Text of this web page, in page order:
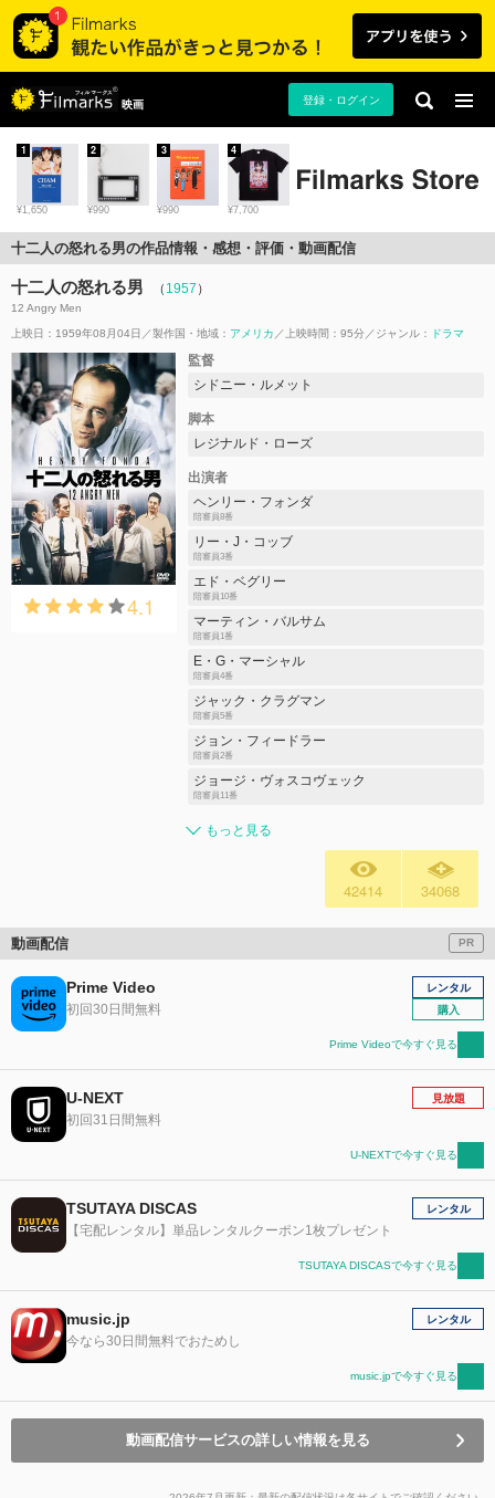
映画 登録・ログイン
¥1,650
1
¥990
2
¥990
3
¥7,700
4
十二人の怒れる男の作品情報・感想・評価・動画配信
十二人の怒れる男 （ 1957 ）
12 Angry Men
上映日：1959年08月04日 製作国・地域： アメリカ 上映時間：95分 ジャンル： ドラマ
4.1
監督
シドニー・ルメット
脚本
レジナルド・ローズ
出演者
ヘンリー・フォンダ
陪審員8番
リー・J・コッブ
陪審員3番
エド・ベグリー
陪審員10番
マーティン・バルサム
陪審員1番
E・G・マーシャル
陪審員4番
ジャック・クラグマン
陪審員5番
ジョン・フィードラー
陪審員2番
ジョージ・ヴォスコヴェック
陪審員11番
もっと見る
42414 34068
動画配信 PR
Prime Video
初回30日間無料
レンタル
購入
Prime Videoで今すぐ見る
U-NEXT
初回31日間無料
見放題
U-NEXTで今すぐ見る
TSUTAYA DISCAS
【宅配レンタル】単品レンタルクーポン1枚プレゼント
レンタル
TSUTAYA DISCASで今すぐ見る
music.jp
今なら30日間無料でおためし
レンタル
music.jpで今すぐ見る
動画配信サービスの詳しい情報を見る